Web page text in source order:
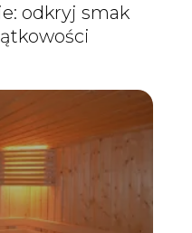
odkryj smak